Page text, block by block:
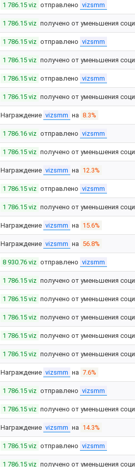
1 786.15 viz отправлено vizsmm
1 786.15 viz получено от уменьшения
1 786.15 viz отправлено vizsmm
1 786.15 viz получено от уменьшения
1 786.15 viz отправлено vizsmm
1 786.15 viz получено от уменьшения
Награждение vizsmm на 8.3%
1 786.16 viz отправлено vizsmm
1 786.15 viz получено от уменьшения
Награждение vizsmm на 12.3%
1 786.15 viz отправлено vizsmm
1 786.15 viz получено от уменьшения
Награждение vizsmm на 15.6%
Награждение vizsmm на 56.8%
8 930.76 viz отправлено vizsmm
1 786.15 viz получено от уменьшения
1 786.15 viz получено от уменьшения
1 786.15 viz получено от уменьшения
1 786.15 viz получено от уменьшения
1 786.15 viz получено от уменьшения
Награждение vizsmm на 7.6%
1 786.15 viz отправлено vizsmm
1 786.15 viz получено от уменьшения
Награждение vizsmm на 14.3%
1 786.15 viz отправлено vizsmm
1 786.15 viz получено от уменьшения